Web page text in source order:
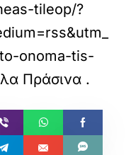
tileop/?
onoma-tis-
Πράσινα .